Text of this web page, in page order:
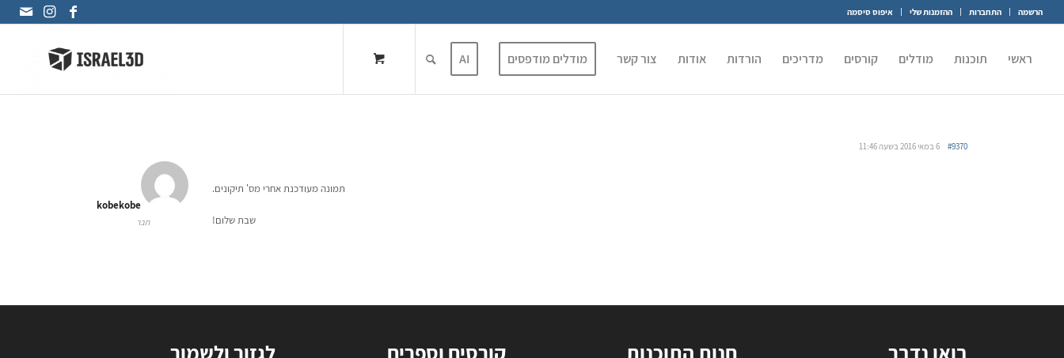
הרשמה התחברות ההזמנות שלי איפוס סיסמה
ראשי תוכנות מודלים קורסים מדריכים הורדות אודות צור קשר מודלים מודפסים AI
6 במאי 2016 בשעה 11:46 #9370
kobekobe
חבר
תמונה מעודכנת אחרי מס' תיקונים.
שבת שלום!
בואו נדבר חנות התוכנות קורסים וספרים לגזור ולשמור